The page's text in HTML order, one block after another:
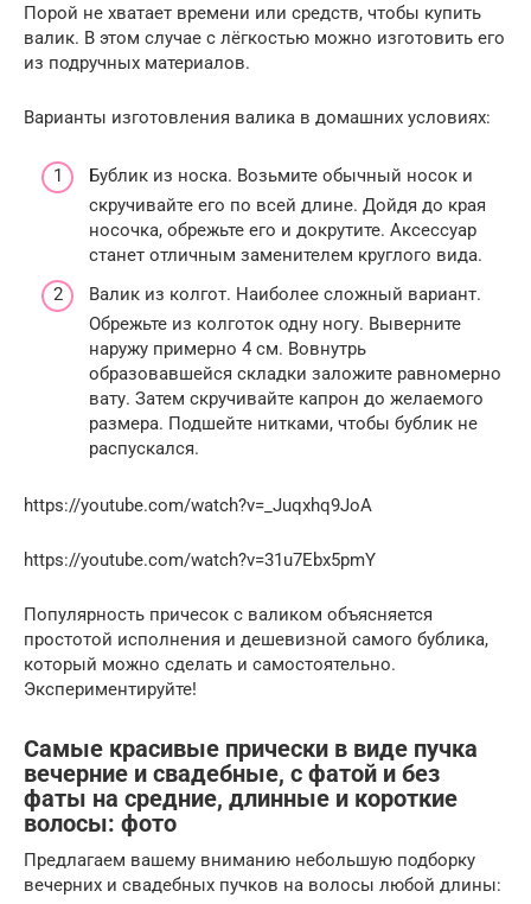
Порой не хватает времени или средств, чтобы купить
валик. В этом случае с лёгкостью можно изготовить его
из подручных материалов.
Варианты изготовления валика в домашних условиях:
Бублик из носка. Возьмите обычный носок и
скручивайте его по всей длине. Дойдя до края
носочка, обрежьте его и докрутите. Аксессуар
станет отличным заменителем круглого вида.
Валик из колгот. Наиболее сложный вариант.
Обрежьте из колготок одну ногу. Выверните
наружу примерно 4 см. Вовнутрь
образовавшейся складки заложите равномерно
вату. Затем скручивайте капрон до желаемого
размера. Подшейте нитками, чтобы бублик не
распускался.
https://youtube.com/watch?v=_Juqxhq9JoA
https://youtube.com/watch?v=31u7Ebx5pmY
Популярность причесок с валиком объясняется
простотой исполнения и дешевизной самого бублика,
который можно сделать и самостоятельно.
Экспериментируйте!
Самые красивые прически в виде пучка
вечерние и свадебные, с фатой и без
фаты на средние, длинные и короткие
волосы: фото
Предлагаем вашему вниманию небольшую подборку
вечерних и свадебных пучков на волосы любой длины: